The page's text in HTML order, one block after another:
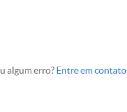
algum erro? Entre em contato